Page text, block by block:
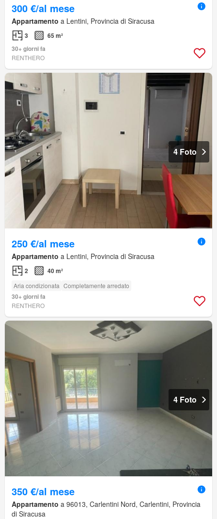
300 €/al mese
Appartamento a Lentini, Provincia di Siracusa
3
65 m²
30+ giorni fa
RENTHERO
4 Foto
250 €/al mese
Appartamento a Lentini, Provincia di Siracusa
2 40 m²
Aria condizionata Completamente arredato
30+ giorni fa
RENTHERO
4 Foto
350 €/al mese
Appartamento a 96013, Carlentini Nord, Carlentini, Provincia
di Siracusa